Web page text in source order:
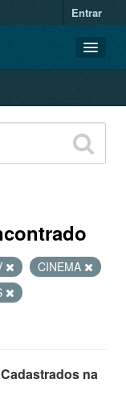
Entrar
CINEMA
na